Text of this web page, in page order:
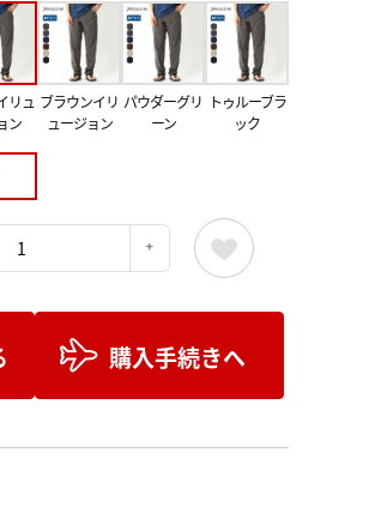
リュ
ン
ブラウンイリ
ュージョン
パウダーグリ
ーン
トゥルーブラ
ック
購入手続きへ